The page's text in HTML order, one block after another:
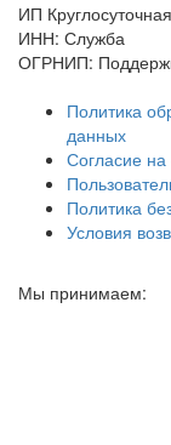
ИП Круглосуточная
ИНН: Служба
ОГРНИП:
Политика
данных
Согласие
Политика
Условия
Мы принимаем: